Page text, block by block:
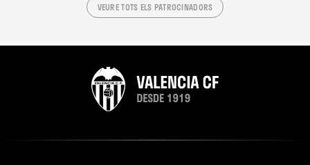
VEURE TOTS ELS PATROCINADORS